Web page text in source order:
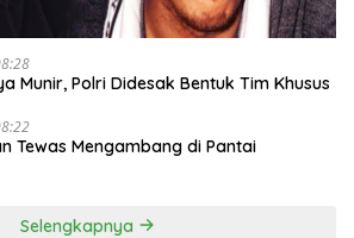
Munir, Polri Didesak Bentuk Tim Khusus
Tewas Mengambang di Pantai
Selengkapnya